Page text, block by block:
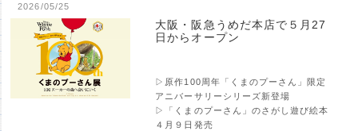
2026/05/25
大阪・阪急うめだ本店で５月27
日からオープン
▷原作100周年「くまのプーさん」限定
アニバーサリーシリーズ新登場
▷「くまのプーさん」のさがし遊び絵本
４月９日発売